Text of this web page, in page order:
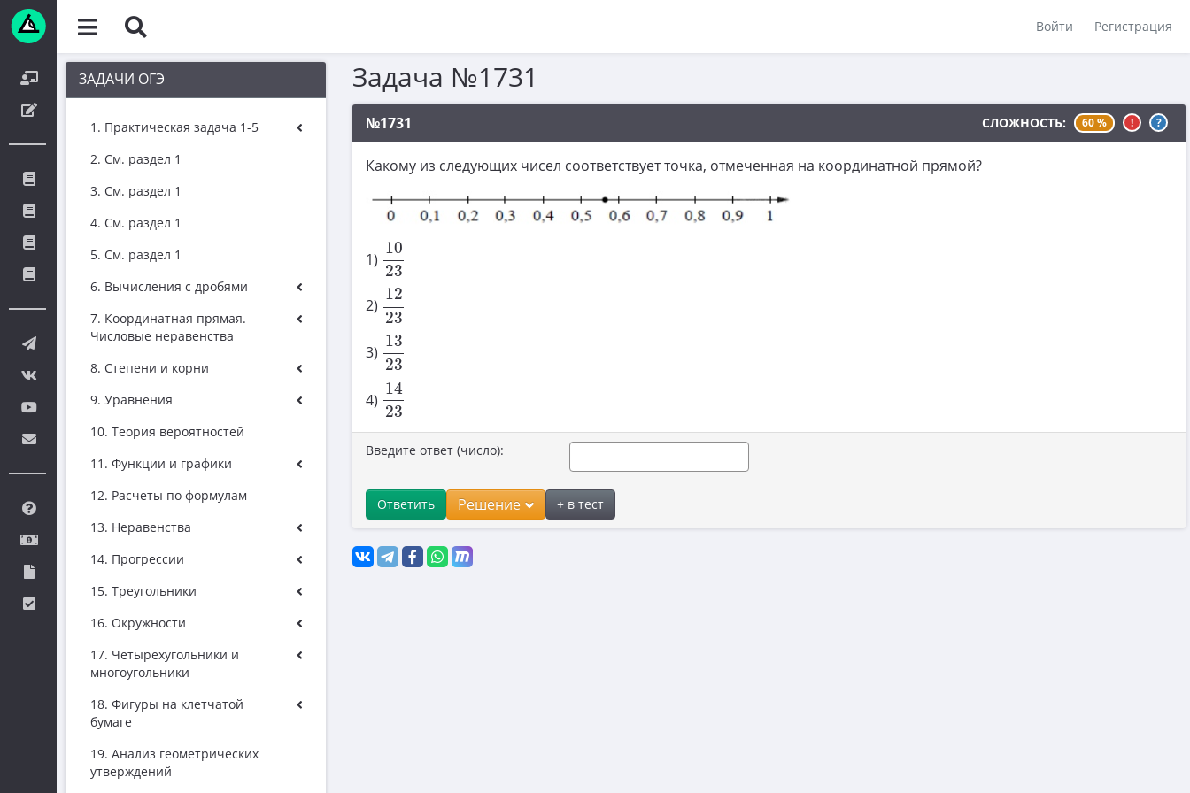
Войти Регистрация
ЗАДАЧИ ОГЭ
1. Практическая задача 1-5
2. См. раздел 1
3. См. раздел 1
4. См. раздел 1
5. См. раздел 1
6. Вычисления с дробями
7. Координатная прямая.
Числовые неравенства
8. Степени и корни
9. Уравнения
10. Теория вероятностей
11. Функции и графики
12. Расчеты по формулам
13. Неравенства
14. Прогрессии
15. Треугольники
16. Окружности
17. Четырехугольники и
многоугольники
18. Фигуры на клетчатой
бумаге
19. Анализ геометрических
утверждений
Задача №1731
№1731 СЛОЖНОСТЬ: 60 % ! ?
Какому из следующих чисел соответствует точка, отмеченная на координатной прямой?
1)
10
23
1023
2)
12
23
1223
3)
13
23
1323
4)
14
23
1423
Введите ответ (число):
Ответить Решение + в тест